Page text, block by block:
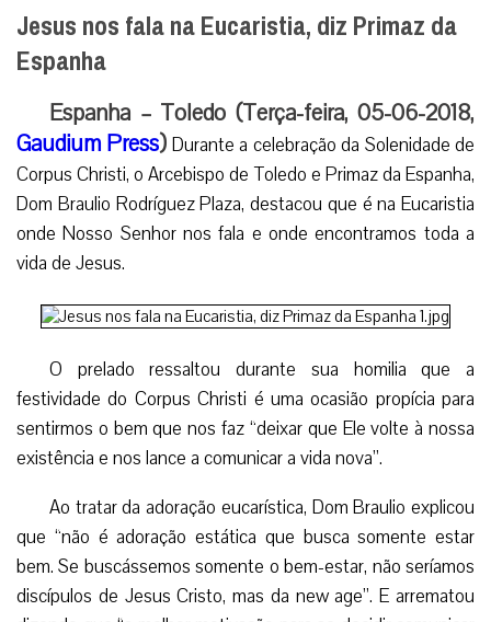
Jesus nos fala na Eucaristia, diz Primaz da
Espanha
Espanha – Toledo (Terça-feira, 05-06-2018,
Gaudium Press) Durante a celebração da Solenidade de
Corpus Christi, o Arcebispo de Toledo e Primaz da Espanha,
Dom Braulio Rodríguez Plaza, destacou que é na Eucaristia
onde Nosso Senhor nos fala e onde encontramos toda a
vida de Jesus.
O prelado ressaltou durante sua homilia que a
festividade do Corpus Christi é uma ocasião propícia para
sentirmos o bem que nos faz “deixar que Ele volte à nossa
existência e nos lance a comunicar a vida nova”.
Ao tratar da adoração eucarística, Dom Braulio explicou
que “não é adoração estática que busca somente estar
bem. Se buscássemos somente o bem-estar, não seríamos
discípulos de Jesus Cristo, mas da new age”. E arrematou